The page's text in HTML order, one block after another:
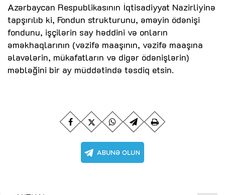
Azərbaycan Respublikasının İqtisadiyyat Nazirliyinə
tapşırılıb ki, Fondun strukturunu, əməyin ödənişi
fondunu, işçilərin say həddini və onların
əməkhaqlarının (vəzifə maaşının, vəzifə maaşına
əlavələrin, mükafatların və digər ödənişlərin)
məbləğini bir ay müddətində təsdiq etsin.